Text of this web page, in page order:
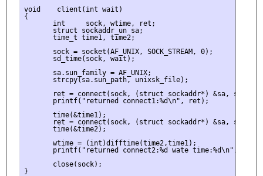
void    client(int wait)
{
       int     sock, wtime, ret;
       struct sockaddr_un sa;
       time_t time1, time2;
       sock = socket(AF_UNIX, SOCK_STREAM, 0);
       sd_time(sock, wait);
       sa.sun_family = AF_UNIX;
       strcpy(sa.sun_path, unixsk_file);
ret = connect(sock, (struct sockaddr*) &sa,
       printf("returned connect1:%d\n", ret);
       time(&time1);
ret = connect(sock, (struct sockaddr*) &sa,
       time(&time2);
       wtime = (int)difftime(time2,time1);
printf("returned connect2:%d wate time:%d\n", ret,
       close(sock);
}